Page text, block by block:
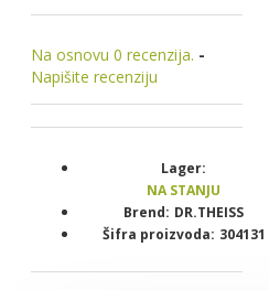
Na osnovu 0 recenzija. -
Napišite recenziju
Lager:
NA STANJU
Brend: DR.THEISS
Šifra proizvoda: 304131